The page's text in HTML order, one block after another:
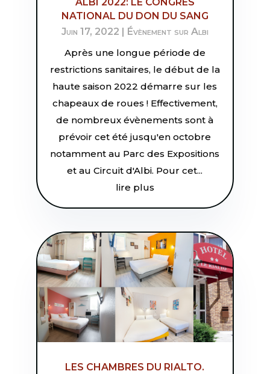
NATIONAL DU DON DU SANG
Juin 17, 2022 | Évènement sur Albi
Après une longue période de
restrictions sanitaires, le début de la
haute saison 2022 démarre sur les
chapeaux de roues ! Effectivement,
de nombreux évènements sont à
prévoir cet été jusqu'en octobre
notamment au Parc des Expositions
et au Circuit d'Albi. Pour cet...
lire plus
LES CHAMBRES DU RIALTO.